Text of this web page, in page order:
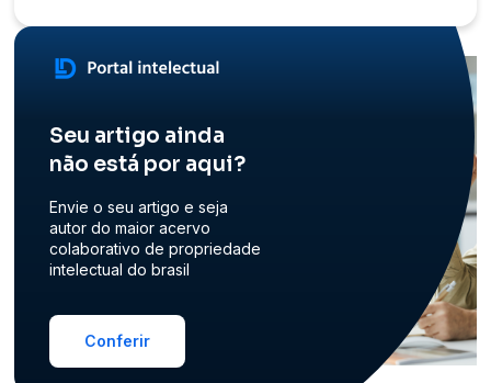
Seu artigo ainda
não está por aqui?
Envie o seu artigo e seja
autor do maior acervo
colaborativo de propriedade
intelectual do brasil
Conferir